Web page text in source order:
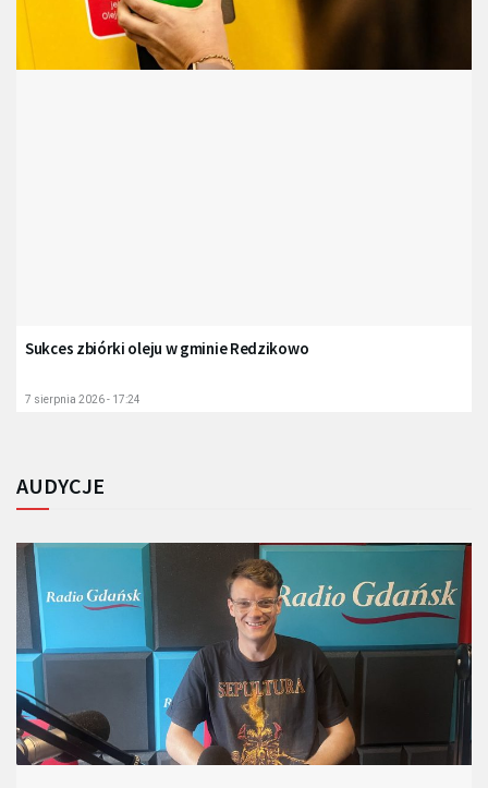
Sukces zbiórki oleju w gminie Redzikowo
7 sierpnia 2026 - 17:24
AUDYCJE